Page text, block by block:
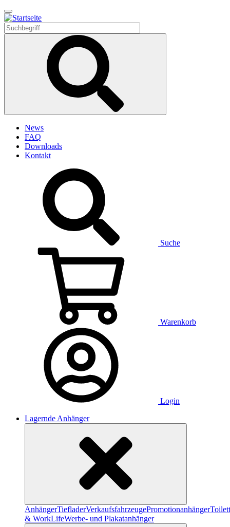
Direkt
zum
Inhalt
News
FAQ
Downloads
Kontakt
Suche
Warenkorb
Login
Lagernde Anhänger
AnhängerTiefladerVerkaufsfahrzeugePromotionanhänger
& WorkLifeWerbe- und Plakatanhänger